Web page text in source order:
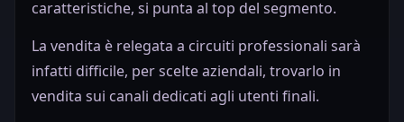
caratteristiche, si punta al top del segmento.
La vendita è relegata a circuiti professionali sarà
infatti difficile, per scelte aziendali, trovarlo in
vendita sui canali dedicati agli utenti finali.